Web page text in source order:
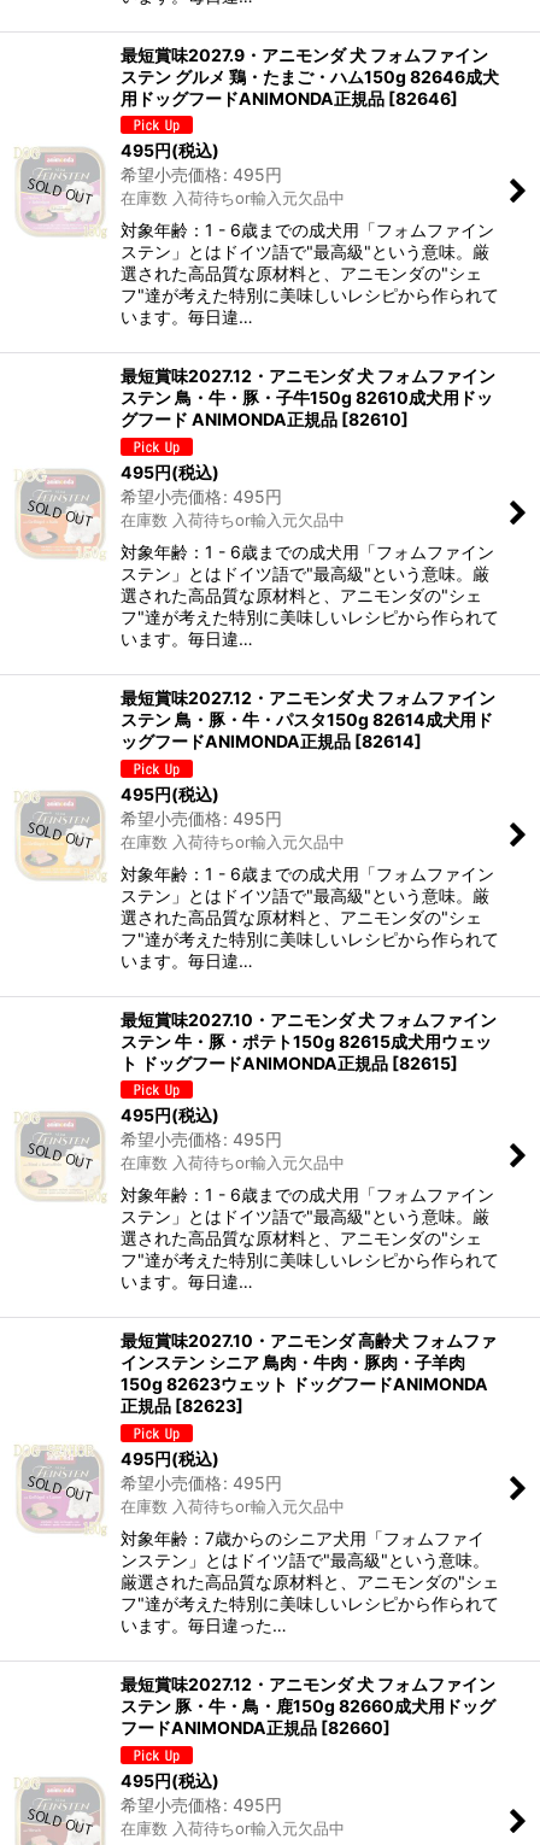
最短賞味2027.9・アニモンダ 犬 フォムファイン
ステン グルメ 鶏・たまご・ハム150g 82646成犬
用ドッグフードANIMONDA正規品 [82646]
495円(税込)
希望小売価格: 495円
在庫数 入荷待ちor輸入元欠品中
対象年齢：1 - 6歳までの成犬用「フォムファイン
ステン」とはドイツ語で"最高級"という意味。厳
選された高品質な原材料と、アニモンダの"シェ
フ"達が考えた特別に美味しいレシピから作られて
います。毎日違…
最短賞味2027.12・アニモンダ 犬 フォムファイン
ステン 鳥・牛・豚・子牛150g 82610成犬用ドッ
グフード ANIMONDA正規品 [82610]
495円(税込)
希望小売価格: 495円
在庫数 入荷待ちor輸入元欠品中
対象年齢：1 - 6歳までの成犬用「フォムファイン
ステン」とはドイツ語で"最高級"という意味。厳
選された高品質な原材料と、アニモンダの"シェ
フ"達が考えた特別に美味しいレシピから作られて
います。毎日違…
最短賞味2027.12・アニモンダ 犬 フォムファイン
ステン 鳥・豚・牛・パスタ150g 82614成犬用ド
ッグフードANIMONDA正規品 [82614]
495円(税込)
希望小売価格: 495円
在庫数 入荷待ちor輸入元欠品中
対象年齢：1 - 6歳までの成犬用「フォムファイン
ステン」とはドイツ語で"最高級"という意味。厳
選された高品質な原材料と、アニモンダの"シェ
フ"達が考えた特別に美味しいレシピから作られて
います。毎日違…
最短賞味2027.10・アニモンダ 犬 フォムファイン
ステン 牛・豚・ポテト150g 82615成犬用ウェッ
ト ドッグフードANIMONDA正規品 [82615]
495円(税込)
希望小売価格: 495円
在庫数 入荷待ちor輸入元欠品中
対象年齢：1 - 6歳までの成犬用「フォムファイン
ステン」とはドイツ語で"最高級"という意味。厳
選された高品質な原材料と、アニモンダの"シェ
フ"達が考えた特別に美味しいレシピから作られて
います。毎日違…
最短賞味2027.10・アニモンダ 高齢犬 フォムファ
インステン シニア 鳥肉・牛肉・豚肉・子羊肉
150g 82623ウェット ドッグフードANIMONDA
正規品 [82623]
495円(税込)
希望小売価格: 495円
在庫数 入荷待ちor輸入元欠品中
対象年齢：7歳からのシニア犬用「フォムファイ
ンステン」とはドイツ語で"最高級"という意味。
厳選された高品質な原材料と、アニモンダの"シェ
フ"達が考えた特別に美味しいレシピから作られて
います。毎日違った…
最短賞味2027.12・アニモンダ 犬 フォムファイン
ステン 豚・牛・鳥・鹿150g 82660成犬用ドッグ
フードANIMONDA正規品 [82660]
495円(税込)
希望小売価格: 495円
在庫数 入荷待ちor輸入元欠品中